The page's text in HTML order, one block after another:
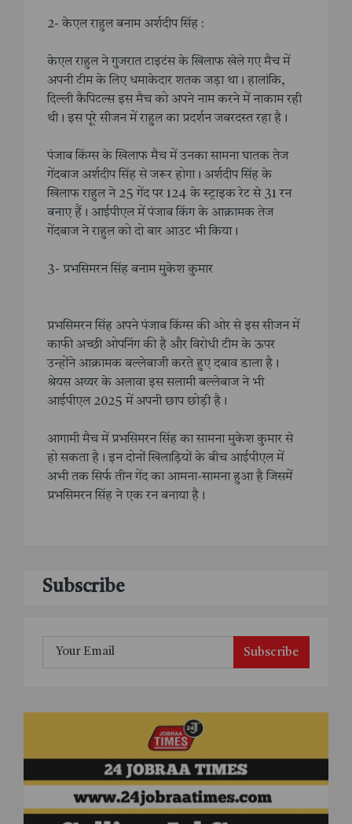
2- केएल राहुल बनाम अर्शदीप सिंह :
केएल राहुल ने गुजरात टाइटंस के खिलाफ खेले गए मैच में
अपनी टीम के लिए धमाकेदार शतक जड़ा था। हालांकि,
दिल्ली कैपिटल्स इस मैच को अपने नाम करने में नाकाम रही
थी। इस पूरे सीजन में राहुल का प्रदर्शन जबरदस्त रहा है।
पंजाब किंग्स के खिलाफ मैच में उनका सामना घातक तेज
गेंदबाज अर्शदीप सिंह से जरूर होगा। अर्शदीप सिंह के
खिलाफ राहुल ने 25 गेंद पर 124 के स्ट्राइक रेट से 31 रन
बनाए हैं। आईपीएल में पंजाब किंग के आक्रामक तेज
गेंदबाज ने राहुल को दो बार आउट भी किया।
3- प्रभसिमरन सिंह बनाम मुकेश कुमार
प्रभसिमरन सिंह अपने पंजाब किंग्स की ओर से इस सीजन में
काफी अच्छी ओपनिंग की है और विरोधी टीम के ऊपर
उन्होंने आक्रामक बल्लेबाजी करते हुए दबाव डाला है।
श्रेयस अय्यर के अलावा इस सलामी बल्लेबाज ने भी
आईपीएल 2025 में अपनी छाप छोड़ी है।
आगामी मैच में प्रभसिमरन सिंह का सामना मुकेश कुमार से
हो सकता है। इन दोनों खिलाड़ियों के बीच आईपीएल में
अभी तक सिर्फ तीन गेंद का आमना-सामना हुआ है जिसमें
प्रभसिमरन सिंह ने एक रन बनाया है।
Subscribe
Subscribe